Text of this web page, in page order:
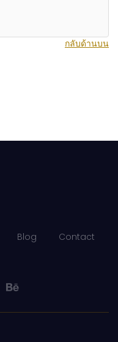
กลับด้านบน
Blog Contact